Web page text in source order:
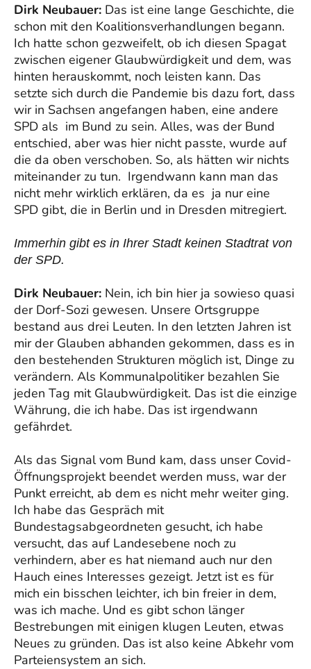
Dirk Neubauer: Das ist eine lange Geschichte, die
schon mit den Koalitionsverhandlungen begann.
Ich hatte schon gezweifelt, ob ich diesen Spagat
zwischen eigener Glaubwürdigkeit und dem, was
hinten herauskommt, noch leisten kann. Das
setzte sich durch die Pandemie bis dazu fort, dass
wir in Sachsen angefangen haben, eine andere
SPD als im Bund zu sein. Alles, was der Bund
entschied, aber was hier nicht passte, wurde auf
die da oben verschoben. So, als hätten wir nichts
miteinander zu tun. Irgendwann kann man das
nicht mehr wirklich erklären, da es ja nur eine
SPD gibt, die in Berlin und in Dresden mitregiert.
Immerhin gibt es in Ihrer Stadt keinen Stadtrat von
der SPD.
Dirk Neubauer: Nein, ich bin hier ja sowieso quasi
der Dorf-Sozi gewesen. Unsere Ortsgruppe
bestand aus drei Leuten. In den letzten Jahren ist
mir der Glauben abhanden gekommen, dass es in
den bestehenden Strukturen möglich ist, Dinge zu
verändern. Als Kommunalpolitiker bezahlen Sie
jeden Tag mit Glaubwürdigkeit. Das ist die einzige
Währung, die ich habe. Das ist irgendwann
gefährdet.
Als das Signal vom Bund kam, dass unser Covid-
Öffnungsprojekt beendet werden muss, war der
Punkt erreicht, ab dem es nicht mehr weiter ging.
Ich habe das Gespräch mit
Bundestagsabgeordneten gesucht, ich habe
versucht, das auf Landesebene noch zu
verhindern, aber es hat niemand auch nur den
Hauch eines Interesses gezeigt. Jetzt ist es für
mich ein bisschen leichter, ich bin freier in dem,
was ich mache. Und es gibt schon länger
Bestrebungen mit einigen klugen Leuten, etwas
Neues zu gründen. Das ist also keine Abkehr vom
Parteiensystem an sich.